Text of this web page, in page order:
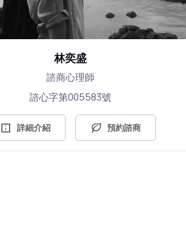
林奕盛
諮商心理師
諮心字第005583號
詳細介紹 預約諮商